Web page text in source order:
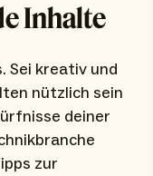
Inhalte
Sei kreativ und
nützlich sein
deiner
zur